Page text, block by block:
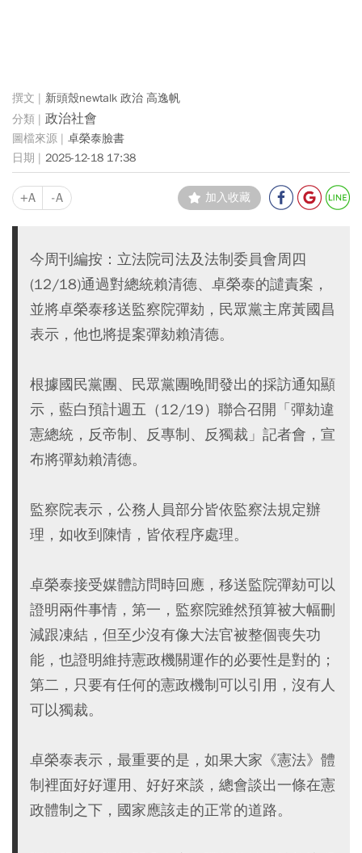
新頭殼newtalk 政治 高逸帆
政治社會
卓榮泰臉書
2025-12-18 17:38
+A -A 加入收藏
今周刊編按：立法院司法及法制委員會周四
(12/18)通過對總統賴清德、卓榮泰的譴責案，
並將卓榮泰移送監察院彈劾，民眾黨主席黃國昌
表示，他也將提案彈劾賴清德。
根據國民黨團、民眾黨團晚間發出的採訪通知顯
示，藍白預計週五（12/19）聯合召開「彈劾違
憲總統，反帝制、反專制、反獨裁」記者會，宣
布將彈劾賴清德。
監察院表示，公務人員部分皆依監察法規定辦
理，如收到陳情，皆依程序處理。
卓榮泰接受媒體訪問時回應，移送監院彈劾可以
證明兩件事情，第一，監察院雖然預算被大幅刪
減跟凍結，但至少沒有像大法官被整個喪失功
能，也證明維持憲政機關運作的必要性是對的；
第二，只要有任何的憲政機制可以引用，沒有人
可以獨裁。
卓榮泰表示，最重要的是，如果大家《憲法》體
制裡面好好運用、好好來談，總會談出一條在憲
政體制之下，國家應該走的正常的道路。